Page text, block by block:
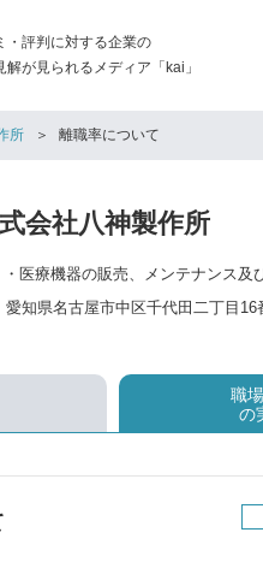
・評判に対する企業の
解が見られるメディア「kai」
所 離職率について
会社八神製作所
愛知県名古屋市中区千代田二丁目16
職
の